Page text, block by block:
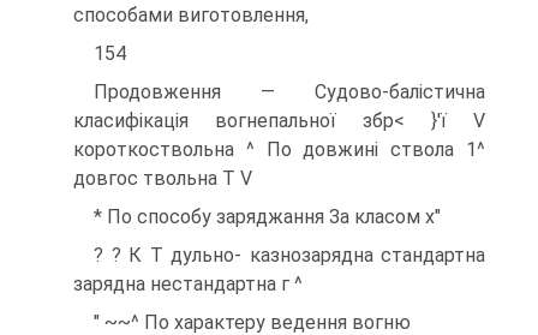
способами виготовлення,
154
Продовження — Судово-балістична
класифікація вогнепальної збр< }'ї V
короткоствольна ^ По довжині ствола 1^
довгос твольна Т V
* По способу заряджання За класом х"
? ? К Т дульно- казнозарядна стандартна
зарядна нестандартна г ^
" ~~^ По характеру ведення вогню